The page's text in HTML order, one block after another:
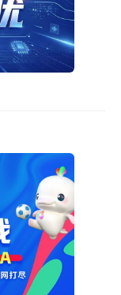
为方便市民充
过首页“东莞通
的安卓手机，或
手机直接充值，
成预充值，再到